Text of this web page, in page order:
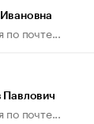
по почте...
Павлович
по почте...